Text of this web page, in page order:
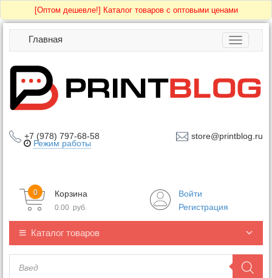
[Оптом дешевле!] Каталог товаров с оптовыми ценами
Toggle
Главная
+7 (978) 797-68-58 store@printblog.ru
Режим работы
Корзина
0
0.00 руб.
Войти
Регистрация
Каталог товаров